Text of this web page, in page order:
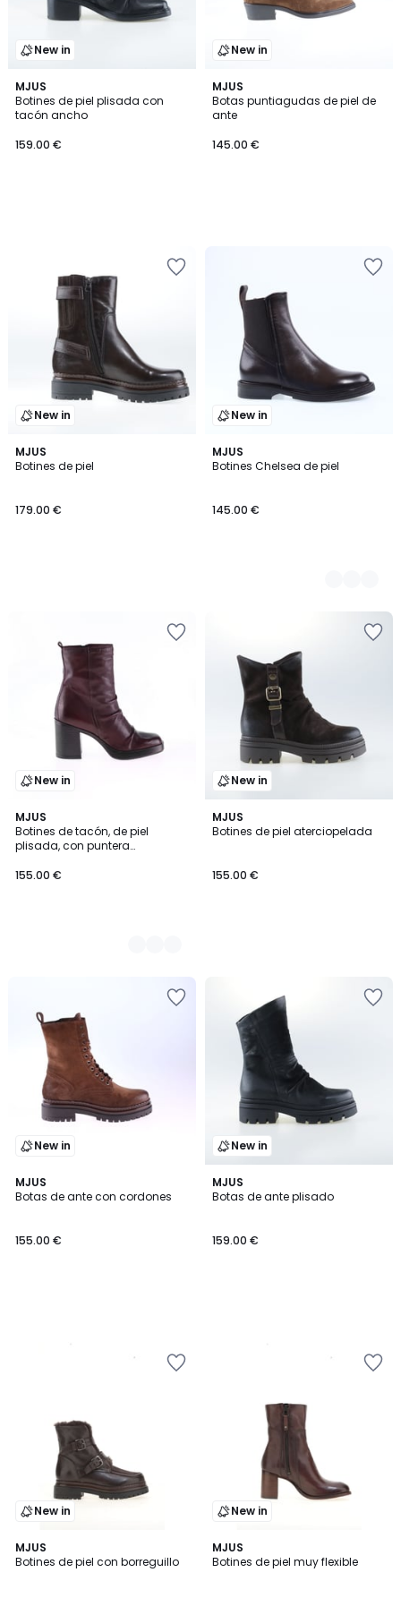
New in
MJUS
Botines de piel plisada con
tacón ancho
159.00 €
New in
MJUS
Botas puntiagudas de piel de
ante
145.00 €
New in
MJUS
Botines de piel
179.00 €
New in
MJUS
Botines Chelsea de piel
145.00 €
2
Colores
New in
MJUS
Botines de tacón, de piel
plisada, con puntera
155.00 €
2
Colores
New in
MJUS
Botines de piel aterciopelada
155.00 €
New in
MJUS
Botas de ante con cordones
155.00 €
New in
MJUS
Botas de ante plisado
159.00 €
New in
MJUS
Botines de piel con borreguillo
New in
MJUS
Botines de piel muy flexible
3
Colores